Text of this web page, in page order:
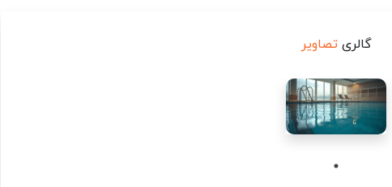
گالری تصاویر